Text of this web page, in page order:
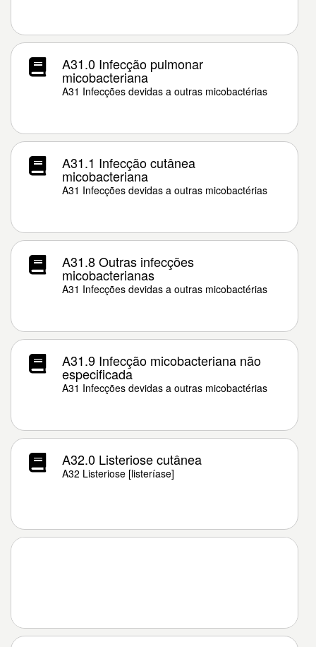
A31.0 Infecção pulmonar
micobacteriana
A31 Infecções devidas a outras micobactérias
A31.1 Infecção cutânea
micobacteriana
A31 Infecções devidas a outras micobactérias
A31.8 Outras infecções
micobacterianas
A31 Infecções devidas a outras micobactérias
A31.9 Infecção micobacteriana não
especificada
A31 Infecções devidas a outras micobactérias
A32.0 Listeriose cutânea
A32 Listeriose [listeríase]